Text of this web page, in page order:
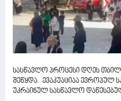
სასწავლო პროცესი დღეს
შეწყდა. ევაკუაციაა ევროპულ
უკრაინულ სასწავლო